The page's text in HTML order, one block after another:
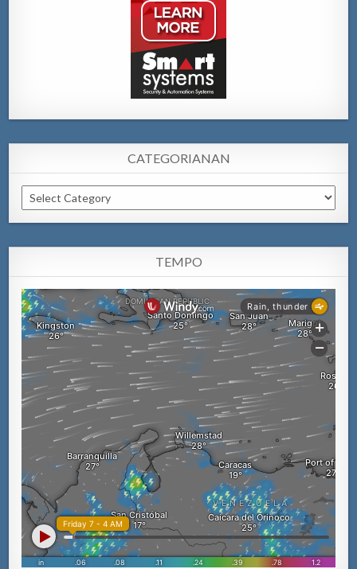
CATEGORIANAN
Categorianan
TEMPO